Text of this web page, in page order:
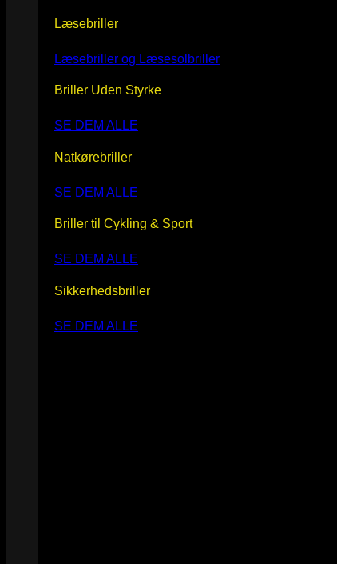
Læsebriller
Læsebriller og Læsesolbriller
Briller Uden Styrke
SE DEM ALLE
Natkørebriller
SE DEM ALLE
Briller til Cykling & Sport
SE DEM ALLE
Sikkerhedsbriller
SE DEM ALLE